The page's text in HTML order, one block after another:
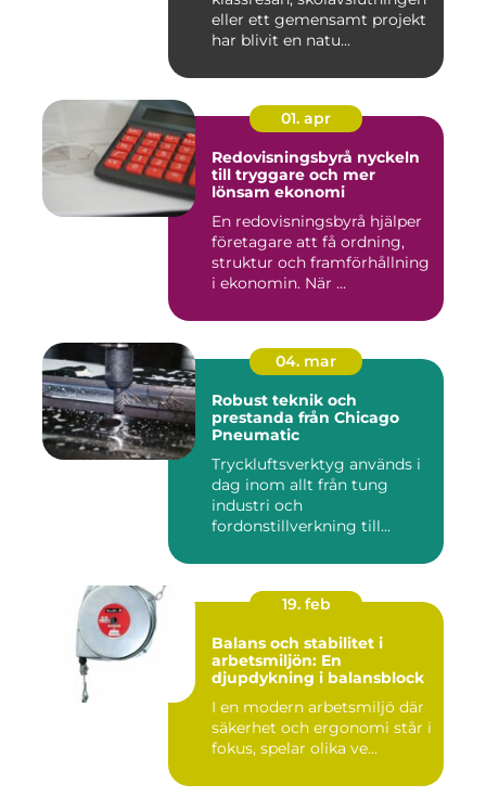
eller ett gemensamt projekt
har blivit en natu...
01. apr
Redovisningsbyrå nyckeln
till tryggare och mer
lönsam ekonomi
En redovisningsbyrå hjälper
företagare att få ordning,
struktur och framförhållning
i ekonomin. När ...
04. mar
Robust teknik och
prestanda från Chicago
Pneumatic
Tryckluftsverktyg används i
dag inom allt från tung
industri och
fordonstillverkning till...
19. feb
Balans och stabilitet i
arbetsmiljön: En
djupdykning i balansblock
I en modern arbetsmiljö där
säkerhet och ergonomi står i
fokus, spelar olika ve...